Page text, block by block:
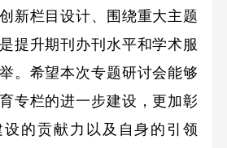
新栏目设计、围绕重大主题
提升期刊办刊水平和学术服
。希望本次专题研讨会能够
专栏的进一步建设，更加彰
的贡献力以及自身的引领